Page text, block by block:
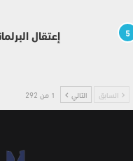
5 إعتقال
السابق التالي 1 من 292